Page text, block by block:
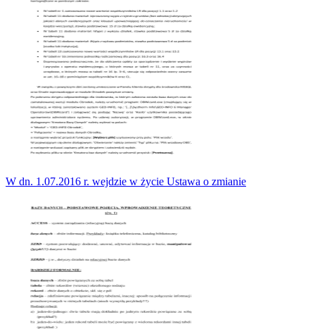
W dn. 1.07.2016 r. wejdzie w życie Ustawa o zmianie